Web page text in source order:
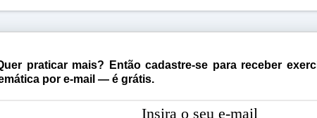
praticar mais? Então cadastre-se para receber
por e-mail — é grátis.